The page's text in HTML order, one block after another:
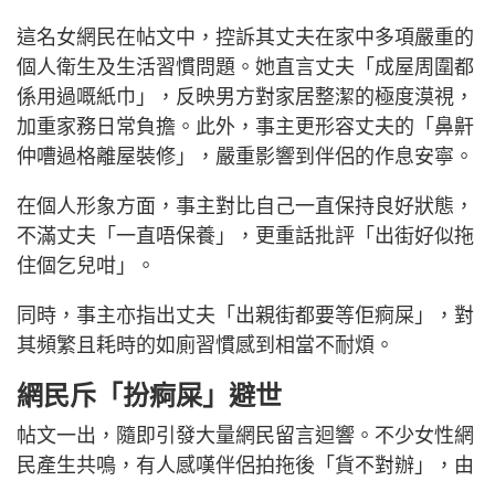
這名女網民在帖文中，控訴其丈夫在家中多項嚴重的
個人衛生及生活習慣問題。她直言丈夫「成屋周圍都
係用過嘅紙巾」，反映男方對家居整潔的極度漠視，
加重家務日常負擔。此外，事主更形容丈夫的「鼻鼾
仲嘈過格離屋裝修」，嚴重影響到伴侶的作息安寧。
在個人形象方面，事主對比自己一直保持良好狀態，
不滿丈夫「一直唔保養」，更重話批評「出街好似拖
住個乞兒咁」。
同時，事主亦指出丈夫「出親街都要等佢痾屎」，對
其頻繁且耗時的如廁習慣感到相當不耐煩。
網民斥「扮痾屎」避世
帖文一出，隨即引發大量網民留言迴響。不少女性網
民產生共鳴，有人感嘆伴侶拍拖後「貨不對辦」，由